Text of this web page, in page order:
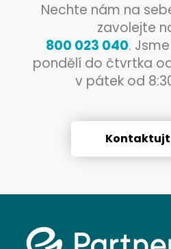
Nechte nám na
zavolejte
800 023 040.
pondělí do čtvrtka
v pátek od